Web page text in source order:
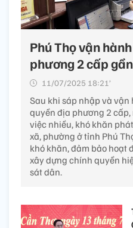
Phú Thọ vận
phương 2 cấp
11/07/2025 18:21’
Sau khi sáp nhập và
quyền địa phương 2
việc nhiều, khó khăn
xã, phường ở tỉnh Phú
khó khăn, đảm bảo hoạt
xây dựng chính quyền
sát dân.